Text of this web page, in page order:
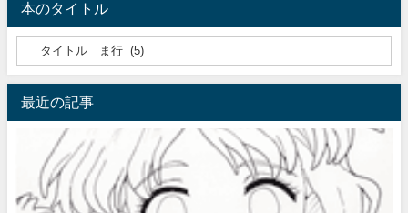
本のタイトル
最近の記事